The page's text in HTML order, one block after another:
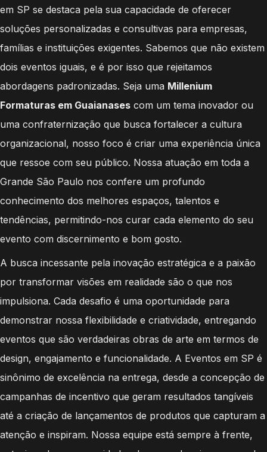
em SP se destaca pela sua capacidade de oferecer
soluções personalizadas e consultivas para empresas,
famílias e instituições exigentes. Sabemos que não existem
dois eventos iguais, e é por isso que rejeitamos
abordagens padronizadas. Seja uma Millenium
Formaturas em Guaianases com um tema inovador ou
uma confraternização que busca fortalecer a cultura
organizacional, nosso foco é criar uma experiência única
que ressoe com seu público. Nossa atuação em toda a
Grande São Paulo nos confere um profundo
conhecimento dos melhores espaços, talentos e
tendências, permitindo-nos curar cada elemento do seu
evento com discernimento e bom gosto.
A busca incessante pela inovação estratégica e a paixão
por transformar visões em realidade são o que nos
impulsiona. Cada desafio é uma oportunidade para
demonstrar nossa flexibilidade e criatividade, entregando
eventos que são verdadeiras obras de arte em termos de
design, engajamento e funcionalidade. A Eventos em SP é
sinônimo de excelência na entrega, desde a concepção de
campanhas de incentivo que geram resultados tangíveis
até a criação de lançamentos de produtos que capturam a
atenção e inspiram. Nossa equipe está sempre à frente,